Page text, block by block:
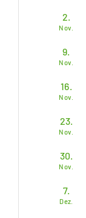
2.
Nov.
9.
Nov.
16.
Nov.
23.
Nov.
30.
Nov.
7.
Dez.